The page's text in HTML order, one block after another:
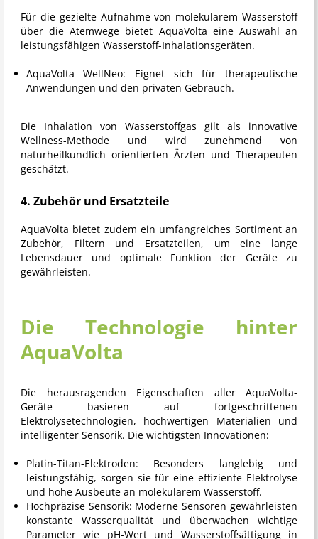
Für die gezielte Aufnahme von molekularem Wasserstoff
über die Atemwege bietet AquaVolta eine Auswahl an
leistungsfähigen Wasserstoff-Inhalationsgeräten.
AquaVolta WellNeo: Eignet sich für therapeutische
Anwendungen und den privaten Gebrauch.
Die Inhalation von Wasserstoffgas gilt als innovative
Wellness-Methode und wird zunehmend von
naturheilkundlich orientierten Ärzten und Therapeuten
geschätzt.
4. Zubehör und Ersatzteile
AquaVolta bietet zudem ein umfangreiches Sortiment an
Zubehör, Filtern und Ersatzteilen, um eine lange
Lebensdauer und optimale Funktion der Geräte zu
gewährleisten.
Die Technologie hinter
AquaVolta
Die herausragenden Eigenschaften aller AquaVolta-
Geräte basieren auf fortgeschrittenen
Elektrolysetechnologien, hochwertigen Materialien und
intelligenter Sensorik. Die wichtigsten Innovationen:
Platin-Titan-Elektroden: Besonders langlebig und
leistungsfähig, sorgen sie für eine effiziente Elektrolyse
und hohe Ausbeute an molekularem Wasserstoff.
Hochpräzise Sensorik: Moderne Sensoren gewährleisten
konstante Wasserqualität und überwachen wichtige
Parameter wie pH-Wert und Wasserstoffsättigung in